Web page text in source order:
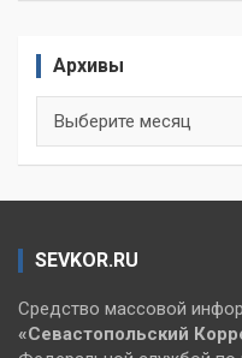
Архивы
SEVKOR.RU
Средство массовой
«Севастопольский